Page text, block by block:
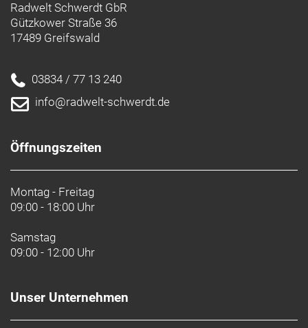
Radwelt Schwerdt GbR
Gützkower Straße 36
17489 Greifswald
03834 / 77 13 240
info@radwelt-schwerdt.de
Öffnungszeiten
Montag - Freitag
09:00 - 18:00 Uhr
Samstag
09:00 - 12:00 Uhr
Unser Unternehmen